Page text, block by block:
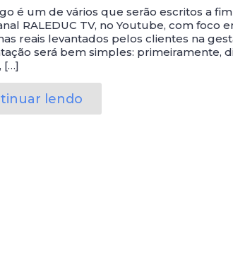
é um de vários que serão escritos a
RALEDUC TV, no Youtube, com foco
reais levantados pelos clientes na
será bem simples: primeiramente,
[…]
lendo